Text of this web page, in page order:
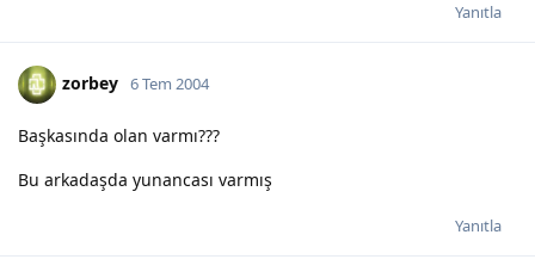
Yanıtla
zorbey 6 Tem 2004
Başkasında olan varmı???
Bu arkadaşda yunancası varmış
Yanıtla